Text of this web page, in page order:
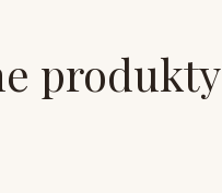
produkty